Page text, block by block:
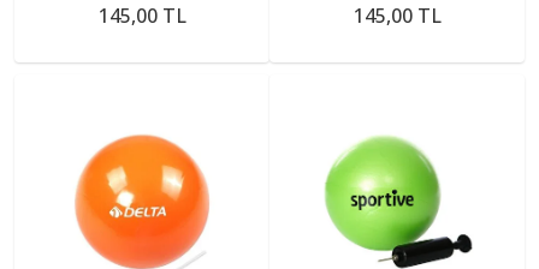
145,00 TL 145,00 TL